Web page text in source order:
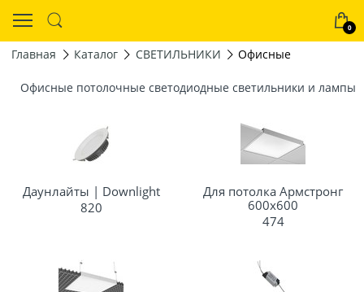
0
Главная Каталог СВЕТИЛЬНИКИ Офисные
Офисные потолочные светодиодные светильники и лампы
Даунлайты | Downlight
820
Для потолка Армстронг
600х600
474